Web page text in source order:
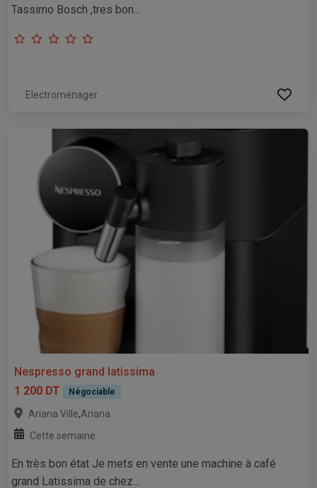
Tassimo Bosch ,tres bon...
Electroménager
Nespresso grand latissima
1 200 DT
Négociable
Ariana Ville,Ariana
Cette semaine
En très bon état Je mets en vente une machine à café
grand Latissima de chez...